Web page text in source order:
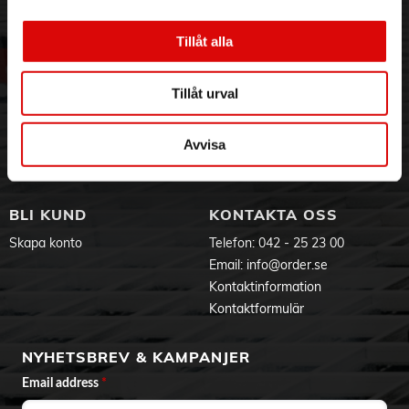
Tillåt alla
Tillåt urval
Avvisa
måtten är det dessutom möjligt att använda den som
handbagage när du reser med flyg.
Mått:
Djup: 10 cm
Huvudfackets bredd: 28 cm
Huvudfackets djup: 6 cm
Grå
Vår historia
Hållbarhet
Jobba hos oss
Varumärken
Vanliga frågor
Ansökan om RMA
Godsefterlysning & Felleverans
Integritetspolicy
Om cookies
BLI KUND
Skapa konto
KONTAKTA OSS
Telefon: 042 - 25 23 00
Email: info@order.se
Kontaktinformation
Kontaktformulär
NYHETSBREV & KAMPANJER
Email address *